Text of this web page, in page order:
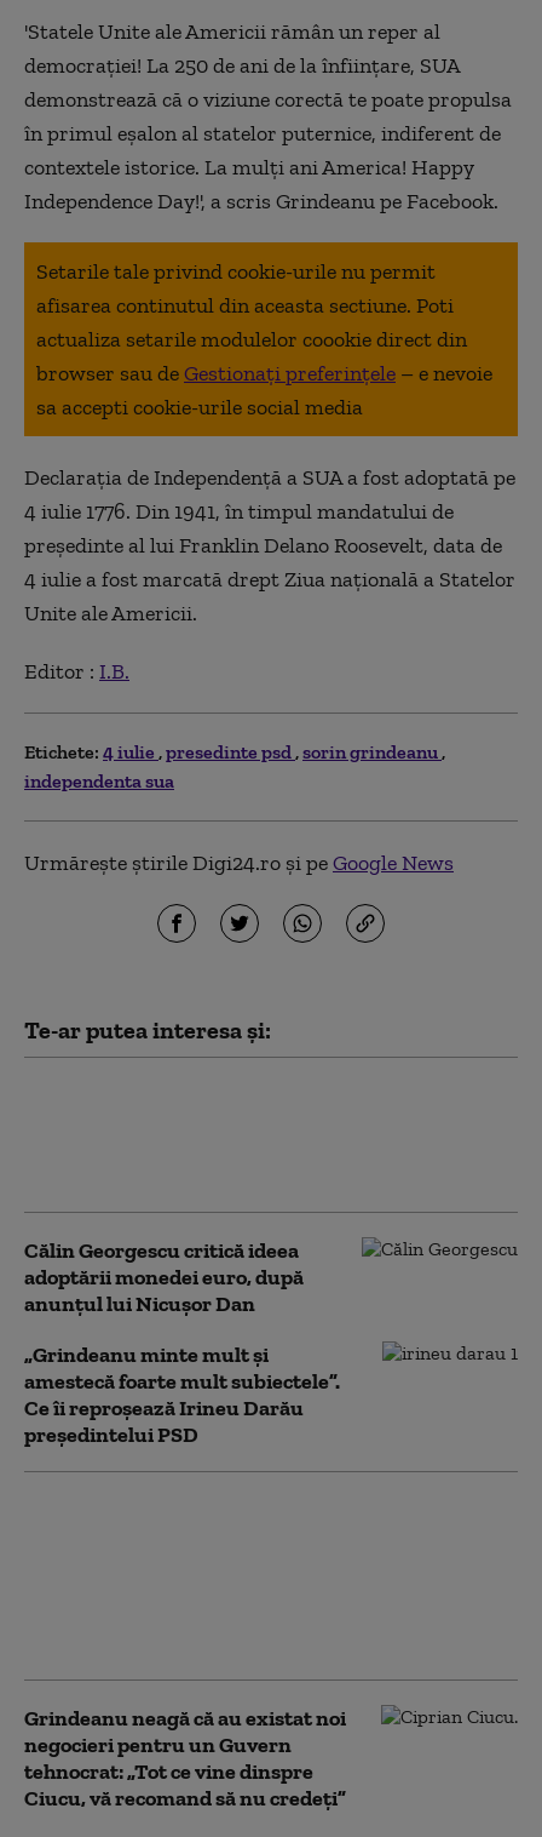
'Statele Unite ale Americii rămân un reper al
democrației! La 250 de ani de la înființare, SUA
demonstrează că o viziune corectă te poate propulsa
în primul eșalon al statelor puternice, indiferent de
contextele istorice. La mulți ani America! Happy
Independence Day!', a scris Grindeanu pe Facebook.
Setarile tale privind cookie-urile nu permit
afisarea continutul din aceasta sectiune. Poti
actualiza setarile modulelor coookie direct din
browser sau deGestionați preferințele – e nevoie
sa accepti cookie-urile social media
Declarația de Independență a SUA a fost adoptată pe
4 iulie 1776. Din 1941, în timpul mandatului de
președinte al lui Franklin Delano Roosevelt, data de
4 iulie a fost marcată drept Ziua națională a Statelor
Unite ale Americii.
Editor : I.B.
Etichete: 4 iulie presedinte psd sorin grindeanu
independenta sua
Urmărește știrile Digi24.ro și peGoogle News
Te-ar putea interesa și:
Călin Georgescu critică ideea
adoptării monedei euro, după
anunțul lui Nicușor Dan
„Grindeanu minte mult şi
amestecă foarte mult subiectele”.
Ce îi reproșează Irineu Darău
președintelui PSD
Grindeanu neagă că au existat noi
negocieri pentru un Guvern
tehnocrat: „Tot ce vine dinspre
Ciucu, vă recomand să nu credeţi”